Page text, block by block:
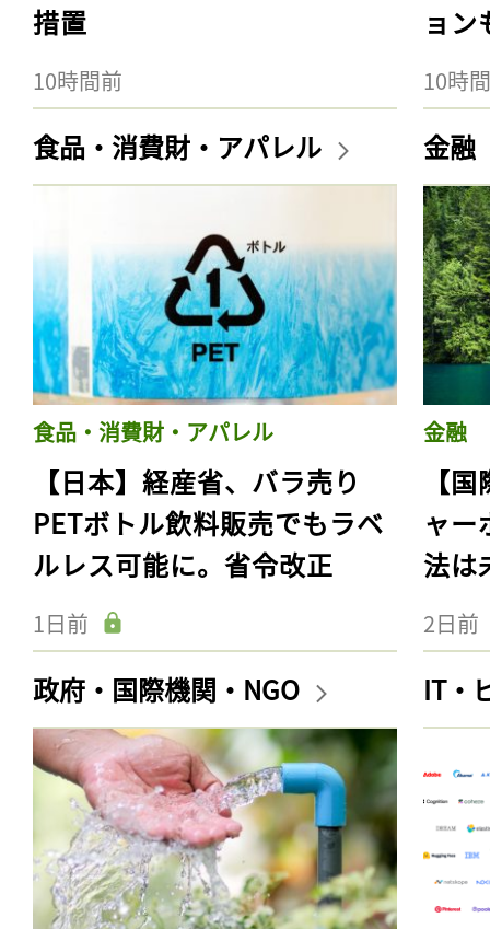
措置
10時間前
ョン
10時
食品・消費財・アパレル
食品・消費財・アパレル
【日本】経産省、バラ売り
PETボトル飲料販売でもラベ
ルレス可能に。省令改正
1日前
金融
金融
【
ャー
法は
2日前
政府・国際機関・NGO IT・